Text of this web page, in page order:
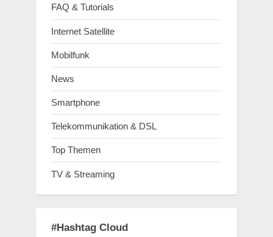
FAQ & Tutorials
Internet Satellite
Mobilfunk
News
Smartphone
Telekommunikation & DSL
Top Themen
TV & Streaming
#Hashtag Cloud